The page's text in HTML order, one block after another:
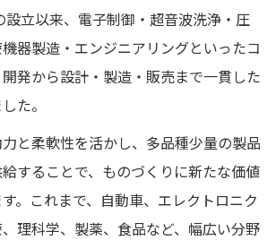
設立以来、電子制御・超音波洗浄・圧
器製造・エンジニアリングといったコ
発から設計・製造・販売まで一貫した
た。
と柔軟性を活かし、多品種少量の製品
することで、ものづくりに新たな価値
。これまで、自動車、エレクトロニク
理科学、製薬、食品など、幅広い分野